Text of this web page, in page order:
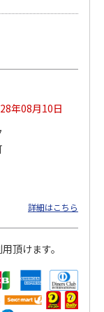
八角形ステンレスマ
年08月10日
詳細はこちら
頂けます。